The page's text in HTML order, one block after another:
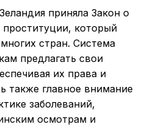
приняла Закон о
который
стран. Система
предлагать свои
их права и
также главное внимание
заболеваний,
осмотрам и